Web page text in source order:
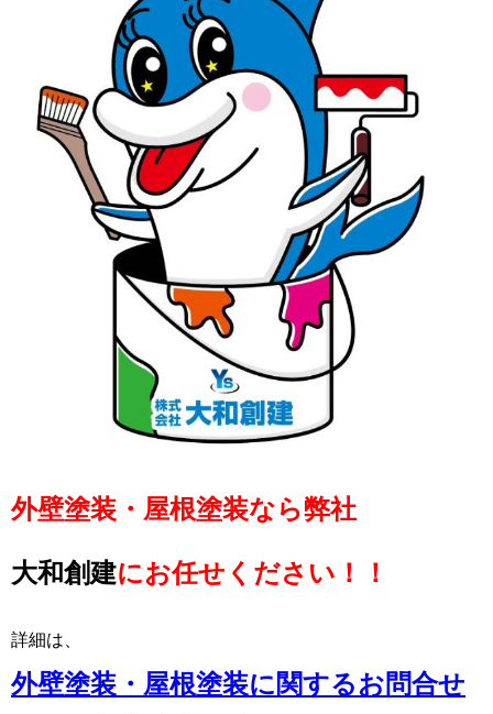
外壁塗装・屋根塗装なら弊社
大和創建にお任せください！！
詳細は、
外壁塗装・屋根塗装に関するお問合せ